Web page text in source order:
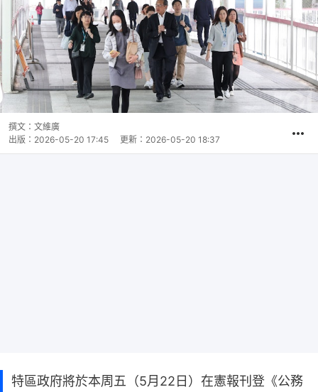
撰文： 文維廣
出版： 2026-05-20 17:45 更新： 2026-05-20 18:37
特區政府將於本周五（5月22日）在憲報刊登《公務